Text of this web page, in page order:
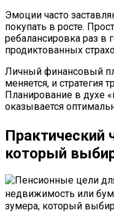
Эмоции часто
покупать в росте.
ребалансировка раз в
продиктованных
Личный финансовый
меняется, и стратегия
Планирование в духе
оказывается
Практический
который